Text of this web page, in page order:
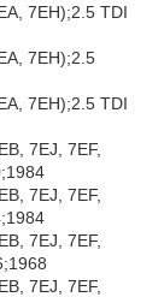
7EH);2.5 TDI
7EH);2.5
7EH);2.5 TDI
7EJ, 7EF,
7EJ, 7EF,
7EJ, 7EF,
7EJ, 7EF,